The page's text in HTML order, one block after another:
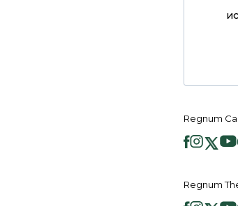
Regnum
Regnum